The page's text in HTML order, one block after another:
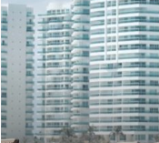
CANCÚN DESTACADAS